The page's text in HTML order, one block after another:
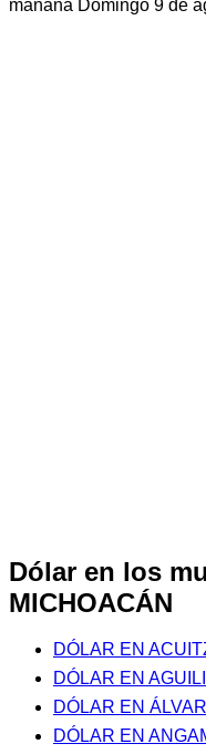
mañana Domingo 9 de
Dólar en los
MICHOACÁN
DÓLAR EN
DÓLAR EN
DÓLAR EN
DÓLAR EN